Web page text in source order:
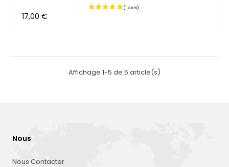
Prix
17,00 €
Affichage 1-5 de 5 article(s)
Nous
Nous Contacter